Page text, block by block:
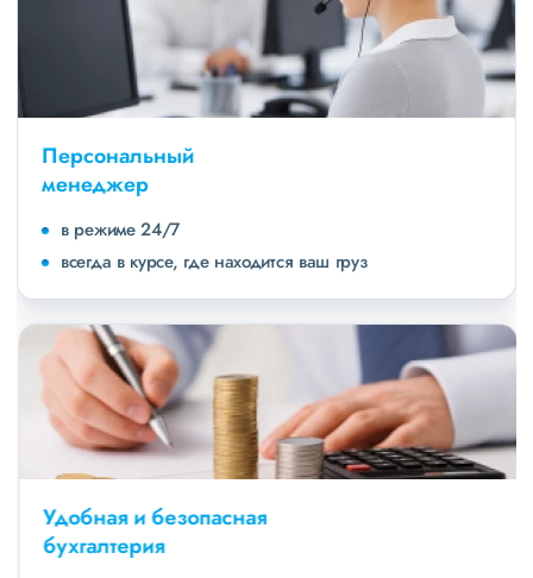
Персональный
менеджер
в режиме 24/7
всегда в курсе, где находится ваш груз
Удобная и безопасная
бухгалтерия